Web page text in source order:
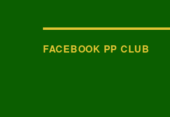
FACEBOOK PP CLUB